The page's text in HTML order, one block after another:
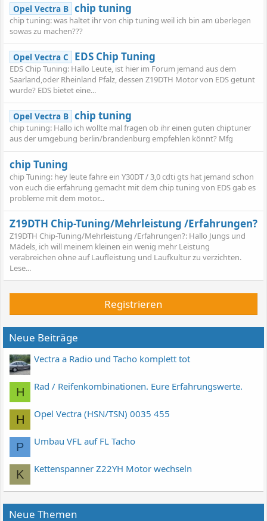
Opel Vectra B chip tuning
chip tuning: was haltet ihr von chip tuning weil ich bin am überlegen
sowas zu machen???
Opel Vectra C EDS Chip Tuning
EDS Chip Tuning: Hallo Leute, ist hier im Forum jemand aus dem
Saarland,oder Rheinland Pfalz, dessen Z19DTH Motor von EDS getunt
wurde? EDS bietet eine...
Opel Vectra B chip tuning
chip tuning: Hallo ich wollte mal fragen ob ihr einen guten chiptuner
aus der umgebung berlin/brandenburg empfehlen könnt? Mfg
chip Tuning
chip Tuning: hey leute fahre ein Y30DT / 3,0 cdti gts hat jemand schon
von euch die erfahrung gemacht mit dem chip tuning von EDS gab es
probleme mit dem motor...
Z19DTH Chip-Tuning/Mehrleistung /Erfahrungen?
Z19DTH Chip-Tuning/Mehrleistung /Erfahrungen?: Hallo Jungs und
Mädels, ich will meinem kleinen ein wenig mehr Leistung
verabreichen ohne auf Laufleistung und Laufkultur zu verzichten.
Lese...
Registrieren
Neue Beiträge
Vectra a Radio und Tacho komplett tot
H Rad / Reifenkombinationen. Eure Erfahrungswerte.
H Opel Vectra (HSN/TSN) 0035 455
P Umbau VFL auf FL Tacho
K Kettenspanner Z22YH Motor wechseln
Neue Themen